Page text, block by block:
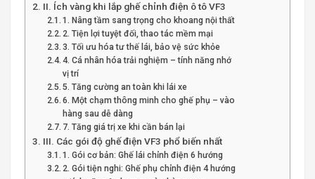
II. Ích vàng khi lắp ghế chỉnh điện ô tô VF3
1. Nâng tầm sang trọng cho khoang nội thất
2. Tiện lợi tuyệt đối, thao tác mềm mại
3. Tối ưu hóa tư thế lái, bảo vệ sức khỏe
4. Cá nhân hóa trải nghiệm – tính năng nhớ
vị trí
5. Tăng cường an toàn khi lái xe
6. Một chạm thông minh cho ghế phụ – vào
hàng sau dễ dàng
7. Tăng giá trị xe khi cần bán lại
III. Các gói độ ghế điện VF3 phổ biến nhất
1. Gói cơ bản: Ghế lái chỉnh điện 6 hướng
2. Gói tiện nghi: Ghế phụ chỉnh điện 4 hướng